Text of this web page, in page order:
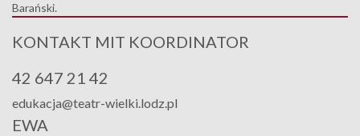
Barański.
KONTAKT MIT KOORDINATOR
42 647 21 42
edukacja@teatr-wielki.lodz.pl
EWA